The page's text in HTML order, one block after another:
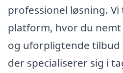
professionel løsning.
platform, hvor du
og uforpligtende tilbud
der specialiserer sig i